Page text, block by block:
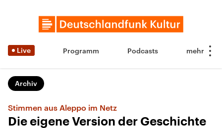
Live Programm Podcasts
Archiv
Stimmen aus Aleppo im Netz
Die eigene Version der Geschichte